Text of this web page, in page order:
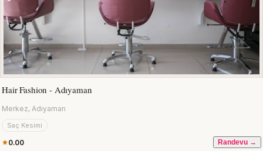
Hair Fashion - Adıyaman
Merkez, Adıyaman
Saç Kesimi
0.00 Randevu →